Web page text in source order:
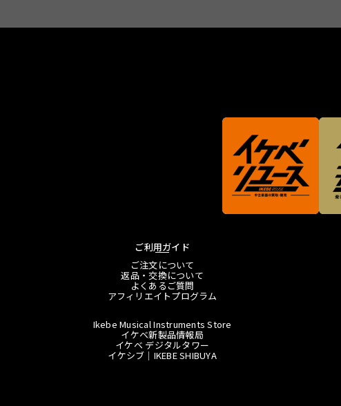
ご利用ガイド
ご注文について
返品・交換について
よくあるご質問
アフィリエイトプログラム
Ikebe Musical Instruments Store
イケベ新製品情報局
イケベ デジタルタワー
イケシブ｜IKEBE SHIBUYA